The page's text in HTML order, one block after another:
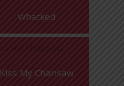
Whacked
Kiss My Chainsaw